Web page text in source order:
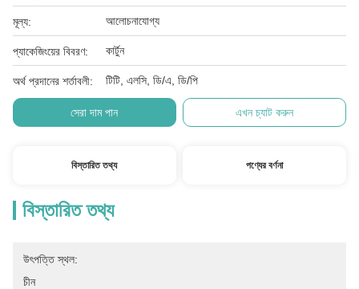
মূল্য: আলোচনাযোগ্য
প্যাকেজিংয়ের বিবরণ: কার্টুন
অর্থ প্রদানের শর্তাবলী: টিটি, এলসি, ডি/এ, ডি/পি
সেরা দাম পান এখন চ্যাট করুন
বিস্তারিত তথ্য পণ্যের বর্ণনা
বিস্তারিত তথ্য
উৎপত্তি স্থল:
চীন